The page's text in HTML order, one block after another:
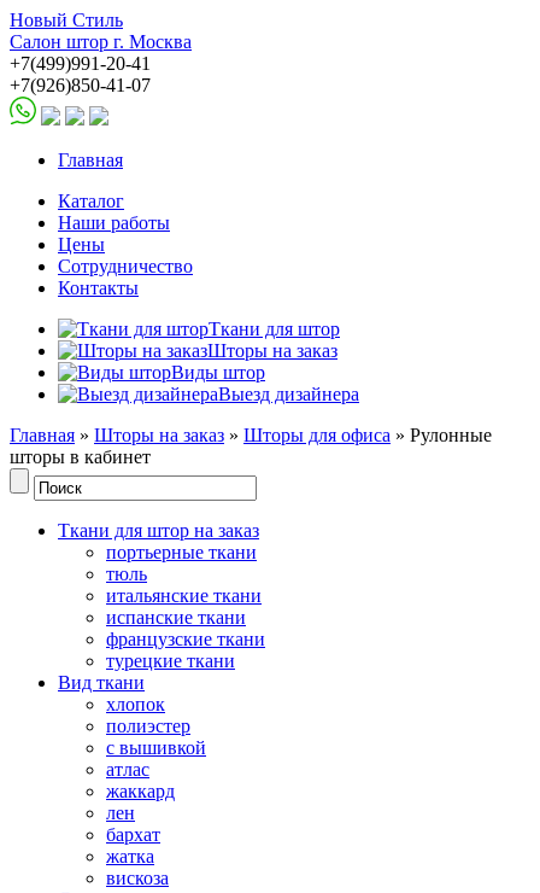
Новый Стиль
Салон штор г. Москва
+7(499)991-20-41
+7(926)850-41-07
Главная
Каталог
Наши работы
Цены
Сотрудничество
Контакты
Ткани для штор
Шторы на заказ
Виды штор
Выезд дизайнера
Главная » Шторы на заказ » Шторы для офиса » Рулонные
шторы в кабинет
Ткани для штор на заказ
портьерные ткани
тюль
итальянские ткани
испанские ткани
французские ткани
турецкие ткани
Вид ткани
хлопок
полиэстер
с вышивкой
атлас
жаккард
лен
бархат
жатка
вискоза